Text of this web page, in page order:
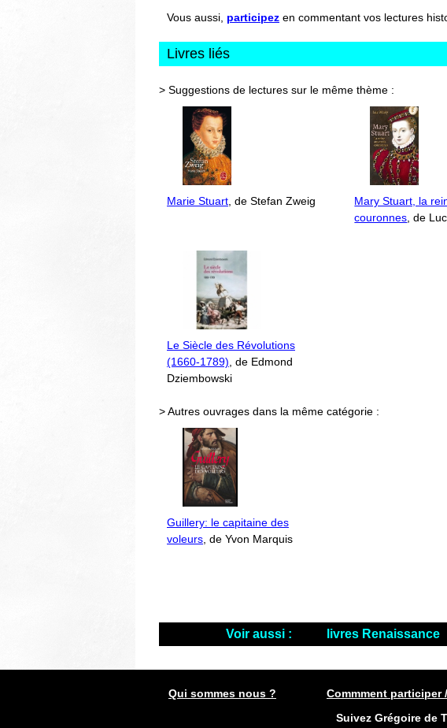
Vous aussi, participez en commentant vos lectures
Livres liés
> Suggestions de lectures sur le même thème :
Marie Stuart , de Stefan Zweig
Mary Stuart, la
couronnes , de
Le Siècle des Révolutions
(1660-1789) , de Edmond
Dziembowski
> Autres ouvrages dans la même catégorie :
Guillery: le capitaine des
voleurs , de Yvon Marquis
Voir aussi : livres Renaissance
Qui sommes nous ? Commment participer
Suivez Grégoire de